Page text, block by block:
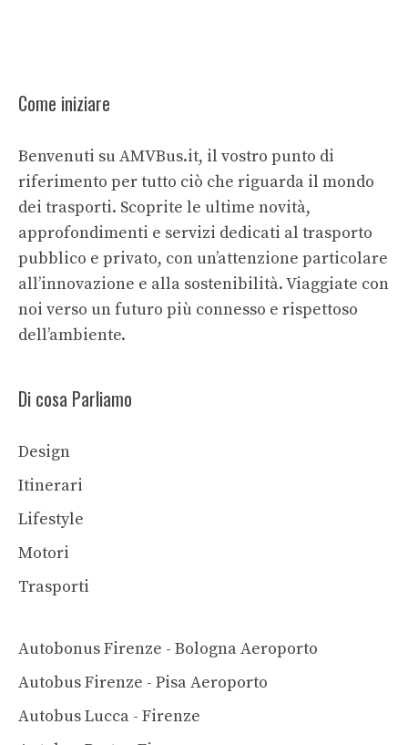
Come iniziare
Benvenuti su AMVBus.it, il vostro punto di
riferimento per tutto ciò che riguarda il mondo
dei trasporti. Scoprite le ultime novità,
approfondimenti e servizi dedicati al trasporto
pubblico e privato, con un’attenzione particolare
all’innovazione e alla sostenibilità. Viaggiate con
noi verso un futuro più connesso e rispettoso
dell’ambiente.
Di cosa Parliamo
Design
Itinerari
Lifestyle
Motori
Trasporti
Autobonus Firenze - Bologna Aeroporto
Autobus Firenze - Pisa Aeroporto
Autobus Lucca - Firenze